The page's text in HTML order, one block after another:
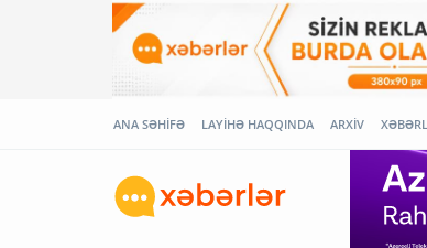
ANA SƏHİFƏ LAYİHƏ HAQQINDA ARXİV